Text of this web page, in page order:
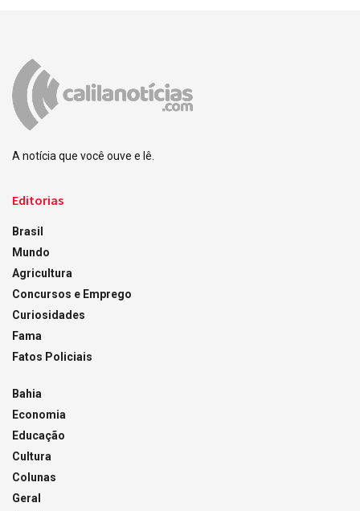
A notícia que você ouve e lê.
Editorias
Brasil
Mundo
Agricultura
Concursos e Emprego
Curiosidades
Fama
Fatos Policiais
Bahia
Economia
Educação
Cultura
Colunas
Geral